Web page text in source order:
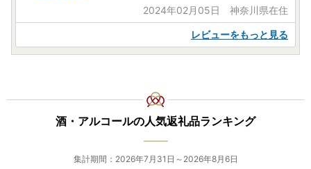
2024年02月05日 神奈川県在住
レビューをもっと見る
酒・アルコールの人気返礼品ランキング
集計期間：2026年7月31日～2026年8月6日